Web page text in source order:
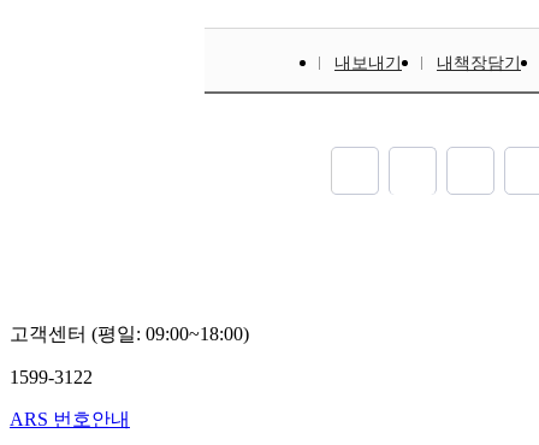
내보내기 내책장담기
고객센터 (평일: 09:00~18:00)
1599-3122
ARS 번호안내